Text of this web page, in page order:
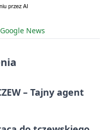
Google News
– Tajny agent